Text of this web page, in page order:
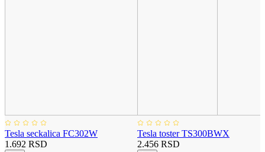
Tesla seckalica FC302W
1.692 RSD
Tesla toster TS300BWX
2.456 RSD